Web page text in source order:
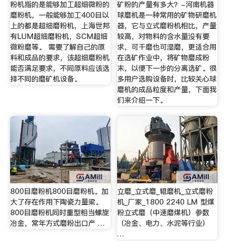
粉机指的是能够加工超细微粉的
磨粉机，一般能够加工400目以
上的都是超细磨粉机，上海世邦
有LUM超细磨粉机，SCM超细
微粉磨等。 需要了解自己的原
料和成品的要求，该超细磨粉机
能否满足要求，不同原料应该选
择不同的磨矿机设备。
矿粉的产量有多大？-河南机器
球磨机是一种常用的矿物研磨机
器，它与立式磨粉机相比，产量
较高，对物料的含水量没有要
求，可干磨也可湿磨，更适合用
在选矿作业中，将矿物磨成粉
末，以便下一步的分离选矿。很
多用户选购设备时，比较关心球
磨机的成品粒度和产量，下面我
们来介绍一下。
800目磨粉机800目磨粉机。加
大了存在作用下陶瓷力量梁。
800目磨粉机同时重型相当螺旋
冶金，常年方式磨粉出口产 …
立磨_立式磨_辊磨机_立式磨粉
机_厂家_1800 2240 LM 型煤
粉立式磨（中速磨煤机）参数
（冶金、电力、水泥等行业）
…